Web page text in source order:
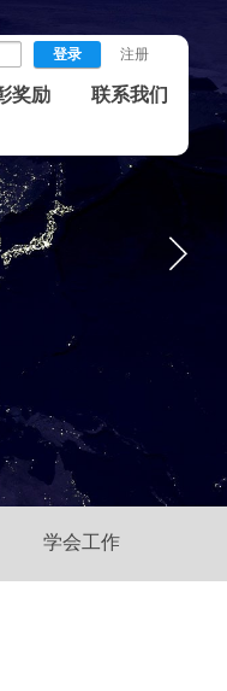
奖励 联系我们
登录 注册
学会工作